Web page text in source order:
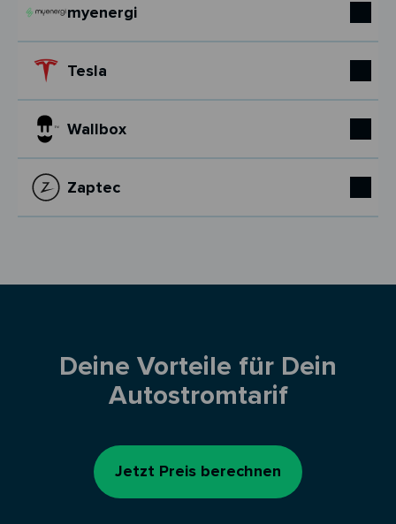
myenergi
Tesla
Wallbox
Zaptec
Deine Vorteile für Dein
Autostromtarif
Jetzt Preis berechnen